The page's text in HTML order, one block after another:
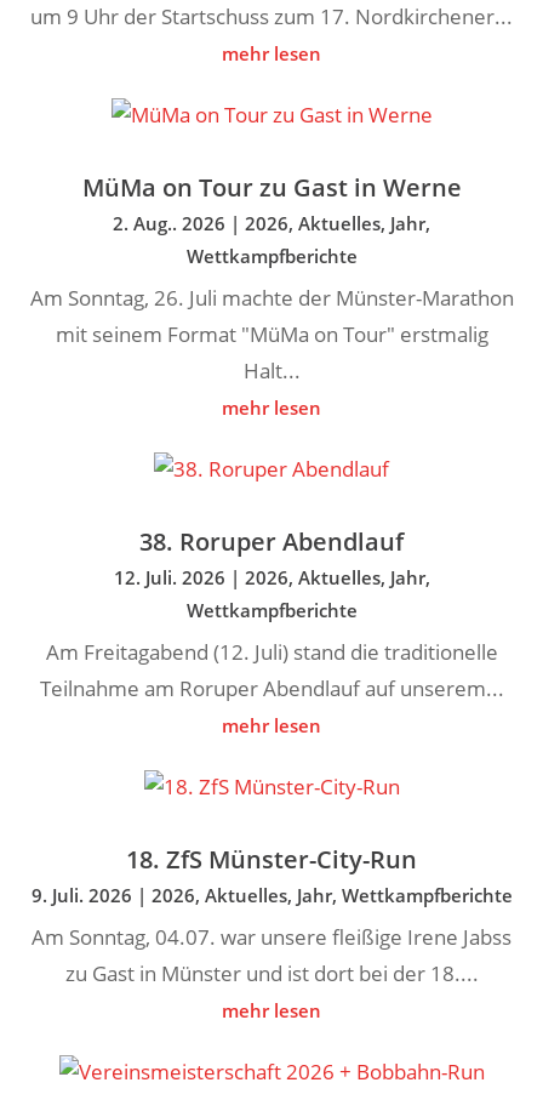
um 9 Uhr der Startschuss zum 17. Nordkirchener...
mehr lesen
MüMa on Tour zu Gast in Werne
2. Aug.. 2026 | 2026, Aktuelles, Jahr,
Wettkampfberichte
Am Sonntag, 26. Juli machte der Münster-Marathon
mit seinem Format "MüMa on Tour" erstmalig
Halt...
mehr lesen
38. Roruper Abendlauf
12. Juli. 2026 | 2026, Aktuelles, Jahr,
Wettkampfberichte
Am Freitagabend (12. Juli) stand die traditionelle
Teilnahme am Roruper Abendlauf auf unserem...
mehr lesen
18. ZfS Münster-City-Run
9. Juli. 2026 | 2026, Aktuelles, Jahr, Wettkampfberichte
Am Sonntag, 04.07. war unsere fleißige Irene Jabss
zu Gast in Münster und ist dort bei der 18....
mehr lesen